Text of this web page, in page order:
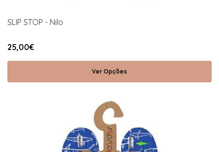
SLIP STOP - Nilo
25,00€
Ver Opções